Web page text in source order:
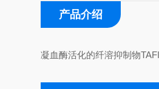
产品介绍
凝血酶活化的纤溶抑制物